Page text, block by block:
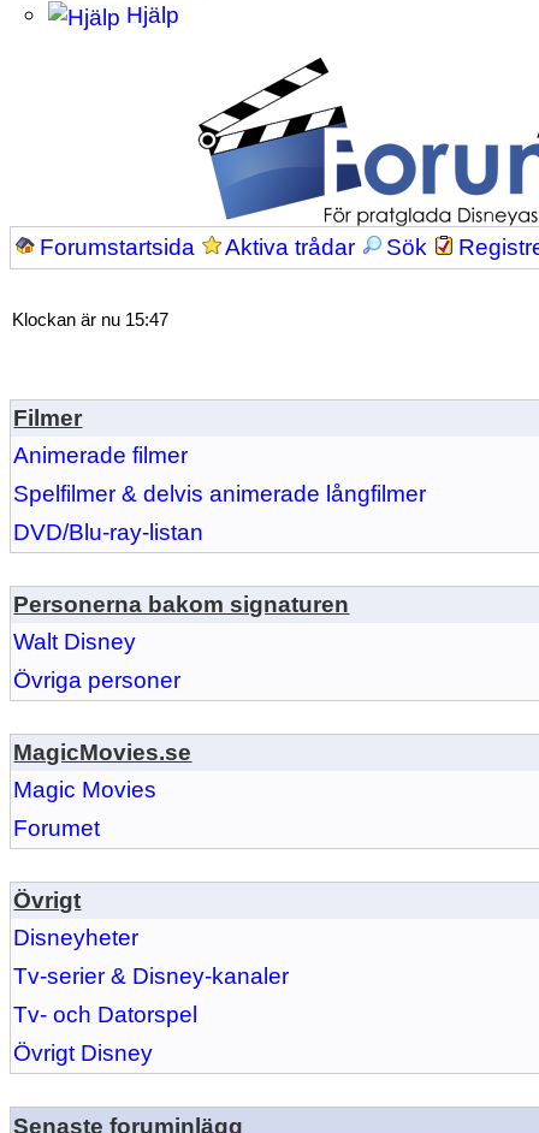
Hjälp
Forumstartsida Aktiva trådar Sök
Klockan är nu 15:47
Filmer
Animerade filmer
Spelfilmer & delvis animerade långfilmer
DVD/Blu-ray-listan
Personerna bakom signaturen
Walt Disney
Övriga personer
MagicMovies.se
Magic Movies
Forumet
Övrigt
Disneyheter
Tv-serier & Disney-kanaler
Tv- och Datorspel
Övrigt Disney
Senaste foruminlägg